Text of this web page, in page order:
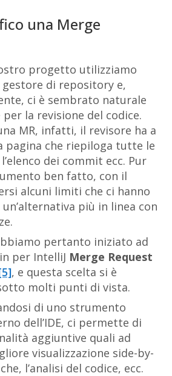
una Merge
progetto utilizziamo
gestore di repository e,
ci è sembrato naturale
la revisione del codice.
MR, infatti, il revisore ha a
pagina che riepiloga tutte le
dei commit ecc. Pur
ben fatto, con il
alcuni limiti che ci hanno
più in linea con
pertanto iniziato ad
per IntelliJ Merge Request
, e questa scelta si è
molti punti di vista.
di uno strumento
dell’IDE, ci permette di
aggiuntive quali ad
visualizzazione side-by-
l’analisi del codice, ecc.